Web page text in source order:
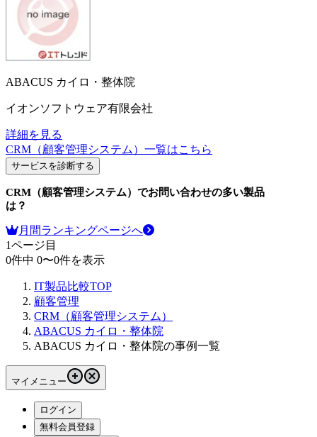
ABACUS カイロ・整体院
イオンソフトウェア有限会社
詳細を見る
CRM（顧客管理システム） 一覧はこちら
サービスを診断する
CRM（顧客管理システム） でお問い合わせの多い製品
は？
月間ランキングページへ
1ページ目
0件中 0〜0件を表示
IT製品比較TOP
顧客管理
CRM（顧客管理システム）
ABACUS カイロ・整体院
ABACUS カイロ・整体院の事例一覧
マイメニュー
ログイン
無料会員登録